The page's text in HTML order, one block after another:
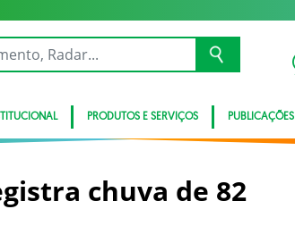
PRODUTOS E SERVIÇOS PUBLICAÇÕES
chuva de 82